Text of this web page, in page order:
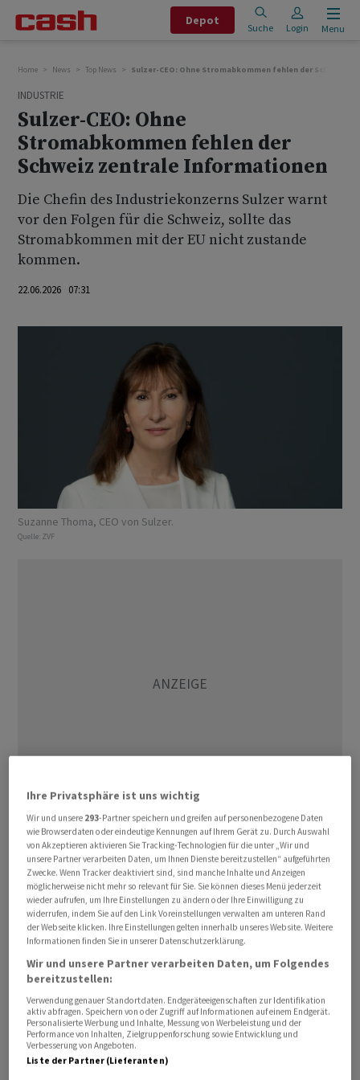
Depot
Suche Login Menu
Home News Top News Sulzer-CEO: Ohne Stromabkommen fehlen der Schweiz
INDUSTRIE
Sulzer-CEO: Ohne
Stromabkommen fehlen der
Schweiz zentrale Informationen
Die Chefin des Industriekonzerns Sulzer warnt
vor den Folgen für die Schweiz, sollte das
Stromabkommen mit der EU nicht zustande
kommen.
22.06.2026 07:31
Suzanne Thoma, CEO von Sulzer.
Quelle: ZVF
«Ohne Stromabkommen nimmt die Schweiz bei grosser
innereuropäischer Handelsaktivität nicht oder kaum am
Stromaustausch teil, und es fehlen ihr zentrale
Informationen», sagte Suzanne Thoma in einem am
Montag publizierten Interview mit den CH-Media-
Zeitungen.
Die EU habe zwar kein Interesse an einem Blackout in
niemand weiss, wie die EU in einem Notfall reagieren
würde», so die 64-Jährige.
Ein Blackout würde die Schweiz laut Thoma pro Tag
Ihre Privatsphäre ist uns wichtig
Wir und unsere 293-Partner speichern und greifen auf personenbezogene Daten
wie Browserdaten oder eindeutige Kennungen auf Ihrem Gerät zu. Durch Auswahl
von Akzeptieren aktivieren Sie Tracking-Technologien für die unter „Wir und
unsere Partner verarbeiten Daten, um Ihnen Dienste bereitzustellen“ aufgeführten
Zwecke. Wenn Tracker deaktiviert sind, sind manche Inhalte und Anzeigen
möglicherweise nicht mehr so relevant für Sie. Sie können dieses Menü jederzeit
wieder aufrufen, um Ihre Einstellungen zu ändern oder Ihre Einwilligung zu
widerrufen, indem Sie auf den Link Voreinstellungen verwalten am unteren Rand
der Webseite klicken. Ihre Einstellungen gelten innerhalb unseres Website. Weitere
Informationen finden Sie in unserer Datenschutzerklärung.
Wir und unsere Partner verarbeiten Daten, um Folgendes
bereitzustellen:
Verwendung genauer Standortdaten. Endgeräteeigenschaften zur Identifikation
aktiv abfragen. Speichern von oder Zugriff auf Informationen auf einem Endgerät.
Personalisierte Werbung und Inhalte, Messung von Werbeleistung und der
Performance von Inhalten, Zielgruppenforschung sowie Entwicklung und
Verbesserung von Angeboten.
Liste der Partner (Lieferanten)